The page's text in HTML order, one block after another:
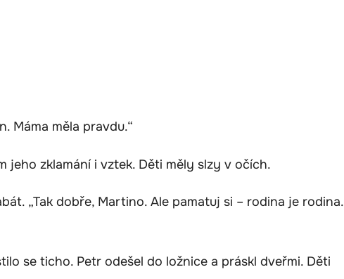
Máma měla pravdu.“
jeho zklamání i vztek. Děti měly slzy v očích.
„Tak dobře, Martino. Ale pamatuj si – rodina je rodina.
se ticho. Petr odešel do ložnice a práskl dveřmi. Děti